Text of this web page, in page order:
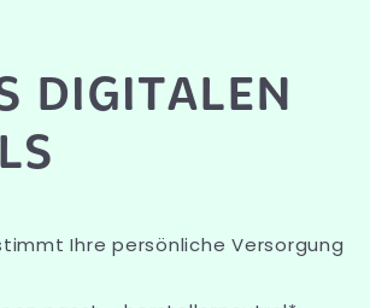
DIGITALEN
Ihre persönliche Versorgung